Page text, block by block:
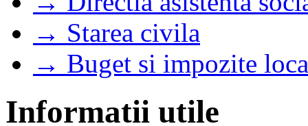
→ Starea civila
→ Buget si impozite
Informatii utile